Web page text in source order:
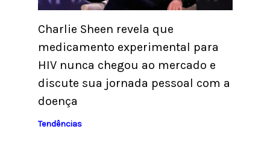
Charlie Sheen revela que
medicamento experimental para
HIV nunca chegou ao mercado e
discute sua jornada pessoal com a
doença
Tendências